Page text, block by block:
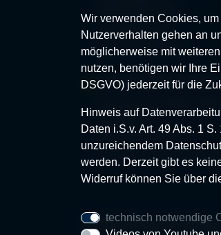
87724 Ottobeuren
Tel.08332 792-0
Fax 08332 792-5416
MVZ-
Klinikverbund Allgäu
Im Stillen 2
87509 Immenstadt
www.mvz-
© 2026 Klinikverbund Allgäu
Wir verwenden Cookies,
Nutzerverhalten gehen an
möglicherweise mit
nutzen, benötigen wir Ihre
DSGVO) jederzeit für die
Hinweis auf
Daten i.S.v. Art. 49 Abs. 1
unzureichendem
werden. Derzeit gibt es
Widerruf können Sie über
technisch notwendige